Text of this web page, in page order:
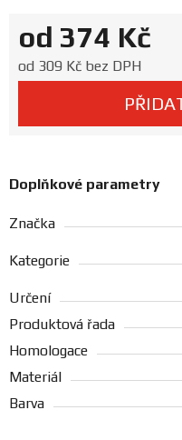
Prodejny
od 374 Kč
od 309 Kč bez DPH
Doplňkové parametry
Značka
Kategorie
Určení
Produktová řada
Homologace
Materiál
Barva